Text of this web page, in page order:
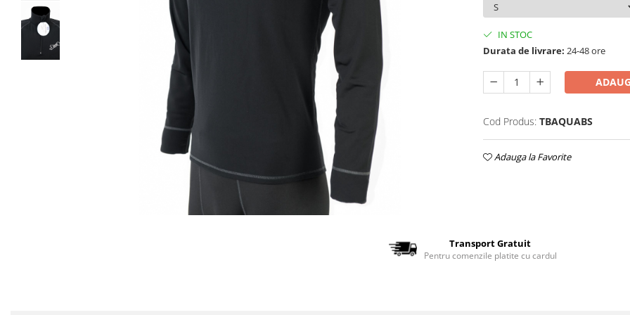
IN STOC
Durata de livrare: 24-48 ore
Cod Produs: TBAQUABS
Adauga la Favorite
Transport Gratuit
Pentru comenzile platite cu cardul